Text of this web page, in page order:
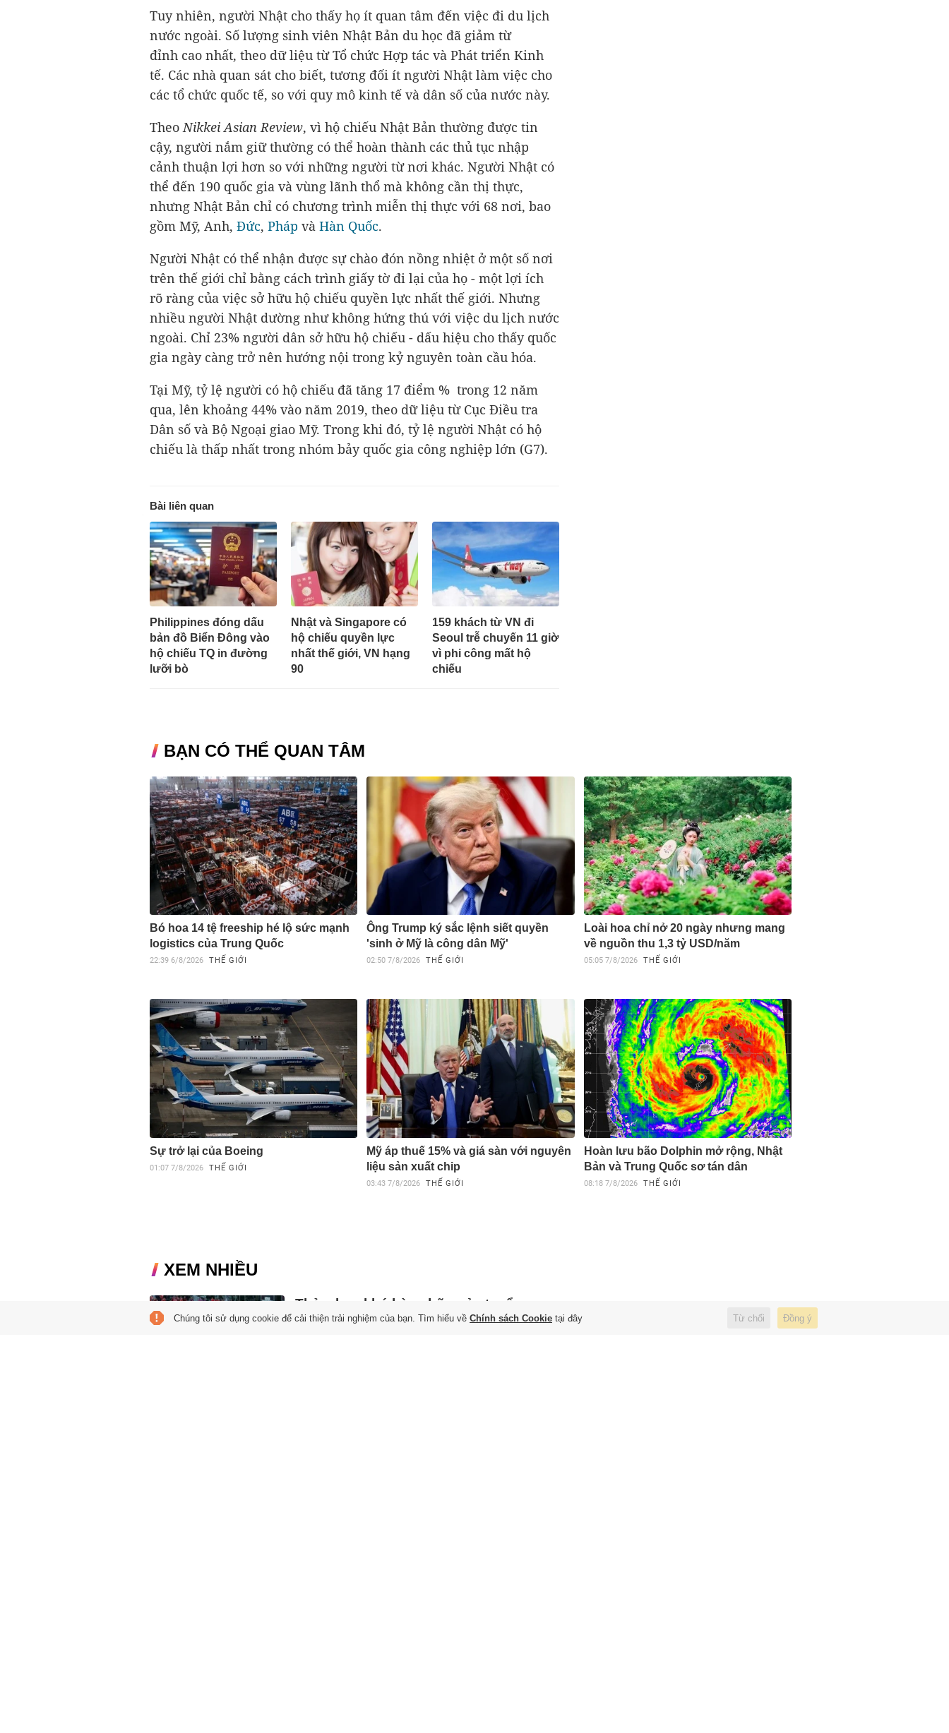
Tuy nhiên, người Nhật cho thấy họ ít quan tâm đến việc đi du lịch
nước ngoài. Số lượng sinh viên Nhật Bản du học đã giảm từ
đỉnh cao nhất, theo dữ liệu từ Tổ chức Hợp tác và Phát triển Kinh
tế. Các nhà quan sát cho biết, tương đối ít người Nhật làm việc cho
các tổ chức quốc tế, so với quy mô kinh tế và dân số của nước này.
TheoNikkei Asian Review, vì hộ chiếu Nhật Bản thường được tin
cậy, người nắm giữ thường có thể hoàn thành các thủ tục nhập
cảnh thuận lợi hơn so với những người từ nơi khác. Người Nhật có
thể đến 190 quốc gia và vùng lãnh thổ mà không cần thị thực,
nhưng Nhật Bản chỉ có chương trình miễn thị thực với 68 nơi, bao
gồm Mỹ, Anh, Đức, Pháp và Hàn Quốc.
Người Nhật có thể nhận được sự chào đón nồng nhiệt ở một số nơi
trên thế giới chỉ bằng cách trình giấy tờ đi lại của họ - một lợi ích
rõ ràng của việc sở hữu hộ chiếu quyền lực nhất thế giới. Nhưng
nhiều người Nhật dường như không hứng thú với việc du lịch nước
ngoài. Chỉ 23% người dân sở hữu hộ chiếu - dấu hiệu cho thấy quốc
gia ngày càng trở nên hướng nội trong kỷ nguyên toàn cầu hóa.
Tại Mỹ, tỷ lệ người có hộ chiếu đã tăng 17 điểm % trong 12 năm
qua, lên khoảng 44% vào năm 2019, theo dữ liệu từ Cục Điều tra
Dân số và Bộ Ngoại giao Mỹ. Trong khi đó, tỷ lệ người Nhật có hộ
chiếu là thấp nhất trong nhóm bảy quốc gia công nghiệp lớn (G7).
Bài liên quan
Philippines đóng dấu
bản đồ Biển Đông vào
hộ chiếu TQ in đường
lưỡi bò
Nhật và Singapore có
hộ chiếu quyền lực
nhất thế giới, VN hạng
90
159 khách từ VN đi
Seoul trễ chuyến 11 giờ
vì phi công mất hộ
chiếu
BẠN CÓ THỂ QUAN TÂM
Bó hoa 14 tệ freeship hé lộ sức mạnh
logistics của Trung Quốc
22:39 6/8/2026 THẾ GIỚI
Ông Trump ký sắc lệnh siết quyền
'sinh ở Mỹ là công dân Mỹ'
02:50 7/8/2026 THẾ GIỚI
Loài hoa chỉ nở 20 ngày nhưng mang
về nguồn thu 1,3 tỷ USD/năm
05:05 7/8/2026 THẾ GIỚI
Sự trở lại của Boeing
01:07 7/8/2026 THẾ GIỚI
Mỹ áp thuế 15% và giá sàn với nguyên
liệu sản xuất chip
03:43 7/8/2026 THẾ GIỚI
Hoàn lưu bão Dolphin mở rộng, Nhật
Bản và Trung Quốc sơ tán dân
08:18 7/8/2026 THẾ GIỚI
XEM NHIỀU
Thảm họa khó bào chữa của tuyển
Indonesia
Chúng tôi sử dụng cookie để cải thiện trải nghiệm của bạn. Tìm hiểu về Chính sách Cookie tại đây Từ chối Đồng ý